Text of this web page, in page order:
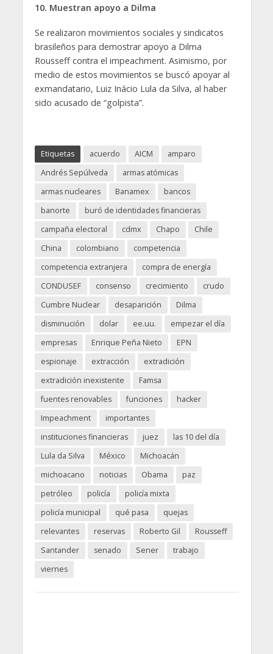
10. Muestran apoyo a Dilma
Se realizaron movimientos sociales y sindicatos
brasileños para demostrar apoyo a Dilma
Rousseff contra el impeachment. Asimismo, por
medio de estos movimientos se buscó apoyar al
exmandatario, Luiz Inácio Lula da Silva, al haber
sido acusado de “golpista”.
Etiquetas acuerdo AICM
amparo
Andrés Sepúlveda
armas atómicas
armas nucleares
Banamex
bancos
banorte
buró de identidades financieras
campaña electoral
cdmx Chapo
Chile
China
colombiano
competencia
competencia extranjera
compra de energía
CONDUSEF
consenso crecimiento
crudo
Cumbre Nuclear
desaparición
Dilma
disminución
dolar ee.uu.
empezar el día
empresas
Enrique Peña Nieto
EPN
espionaje
extracción
extradición
extradición inexistente
Famsa
fuentes renovables
funciones
hacker
Impeachment
importantes
instituciones financieras
juez
las 10 del día
Lula da Silva
México
Michoacán
michoacano
noticias Obama
paz
petróleo
policía
policía mixta
policía municipal
qué pasa
quejas
relevantes
reservas Roberto Gil
Rousseff
Santander
senado Sener
trabajo
viernes